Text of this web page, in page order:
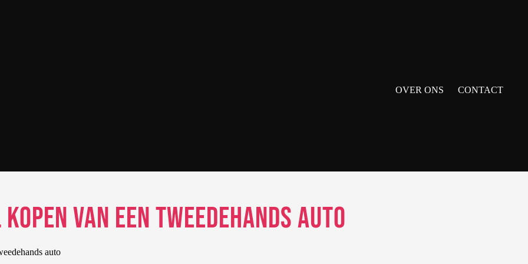
OVER ONS CONTACT
van een tweedehands auto
auto